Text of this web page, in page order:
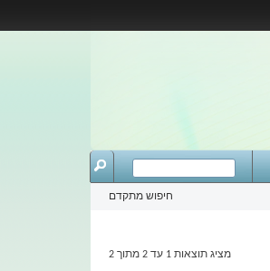
חיפוש מתקדם
מציג תוצאות 1 עד 2 מתוך 2